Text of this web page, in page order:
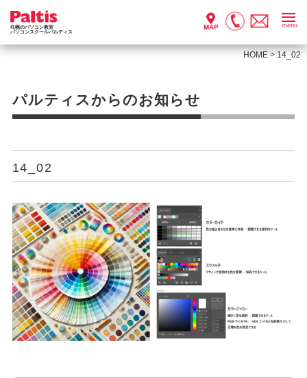
札幌のパソコン教室
パソコンスクールパルティス
menu
HOME > 14_02
パルティスからのお知らせ
14_02